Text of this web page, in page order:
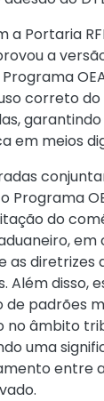
a Portaria
a
correto do
em meios
Programa
do
em
as diretrizes
Além disso,
padrões
no âmbito
uma
entre